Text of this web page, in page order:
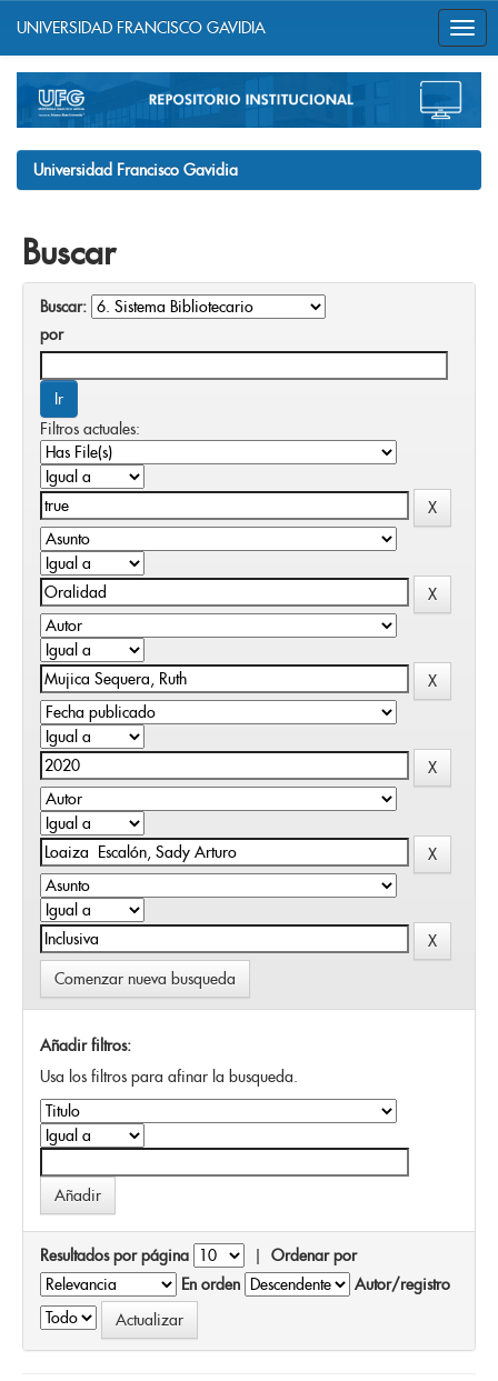
navigation
UNIVERSIDAD FRANCISCO GAVIDIA
Universidad Francisco Gavidia
Buscar
Buscar:
por
Filtros actuales:
Comenzar nueva busqueda
Añadir filtros:
Usa los filtros para afinar la busqueda.
Resultados por página | Ordenar por
En orden
Autor/registro